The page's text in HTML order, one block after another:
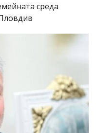
среда